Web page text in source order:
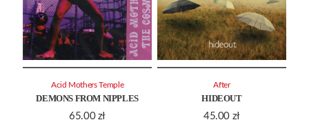
DEMONS FROM NIPPLES
65.00 zł
Acid Mothers Temple
HIDEOUT
45.00 zł
After